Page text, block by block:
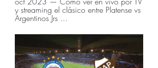
y streaming el clásico entre Platense vs
Argentinos Jrs ...